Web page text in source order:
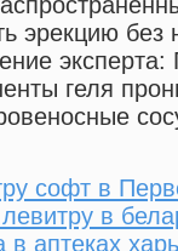
эрекцию без
геля
софт в
в
в аптеках